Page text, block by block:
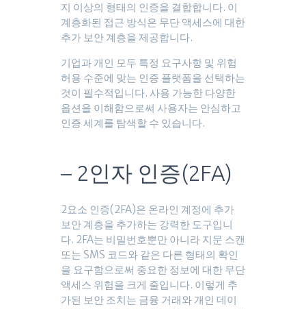
지 이상의 형태의 인증을 결합합니다. 이
계층화된 접근 방식은 무단 액세스에 대한
추가 보안 계층을 제공합니다.
기업과 개인 모두 특정 요구사항 및 위험
허용 수준에 맞는 인증 플랫폼을 선택하는
것이 필수적입니다. 사용 가능한 다양한
옵션을 이해함으로써 사용자는 안심하고
인증 세계를 탐색할 수 있습니다.
– 2인자 인증(2FA)
2요소 인증(2FA)은 온라인 계정에 추가
보안 계층을 추가하는 강력한 도구입니
다. 2FA는 비밀번호뿐만 아니라 지문 스캔
또는 SMS 코드와 같은 다른 형태의 확인
을 요구함으로써 중요한 정보에 대한 무단
액세스 위험을 크게 줄입니다. 이렇게 추
가된 보안 조치는 금융 거래와 개인 데이